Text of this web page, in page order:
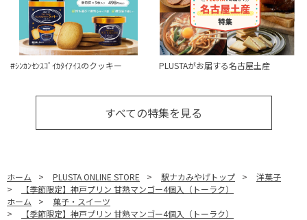
#ｼﾝｶﾝｾﾝｽｺﾞｲｶﾀｲｱｲｽのクッキー PLUSTAがお届する名古屋土産
すべての特集を見る
ホーム > PLUSTA ONLINE STORE > 駅ナカみやげトップ >
洋菓子
>
【季節限定】神戸プリン 甘熟マンゴー4個入（トーラク）
ホーム
>
菓子・スイーツ
>
【季節限定】神戸プリン 甘熟マンゴー4個入（トーラク）